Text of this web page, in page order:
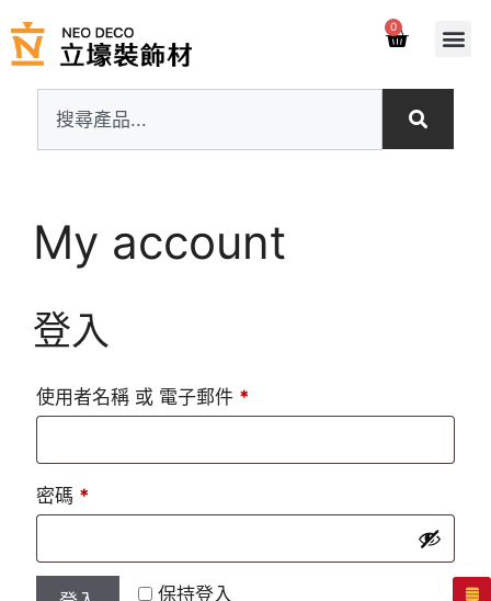
0
My account
登入
使用者名稱 或 電子郵件 *
密碼 *
保持登入